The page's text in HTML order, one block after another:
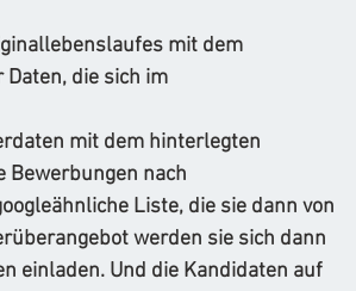
mit dem
die sich im
mit dem hinterlegten
nach
Liste, die sie dann von
werden sie sich dann
einladen. Und die Kandidaten auf